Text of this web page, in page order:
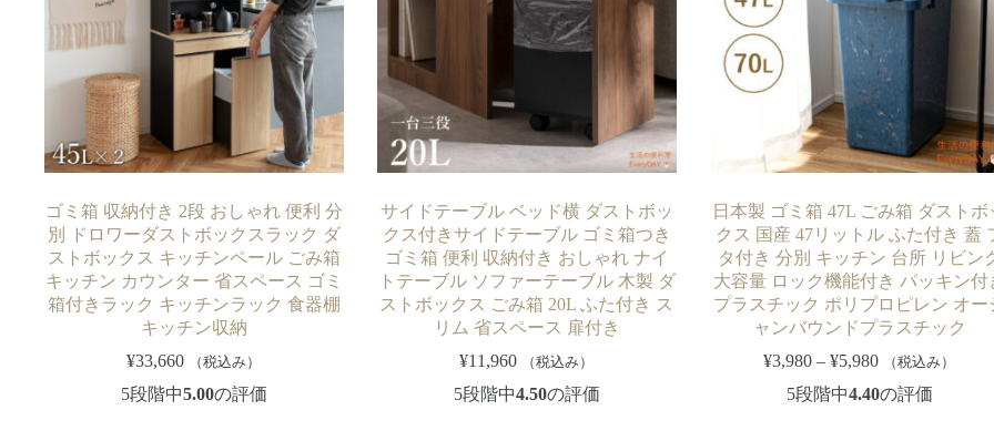
ゴミ箱 収納付き 2段 おしゃれ 便利 分
別 ドロワーダストボックスラック ダ
ストボックス キッチンペール ごみ箱
キッチン カウンター 省スペース ゴミ
箱付きラック キッチンラック 食器棚
キッチン収納
¥33,660 （税込み）
5段階中5.00の評価
サイドテーブル ベッド横 ダストボッ
クス付きサイドテーブル ゴミ箱つき
ゴミ箱 便利 収納付き おしゃれ ナイ
トテーブル ソファーテーブル 木製 ダ
ストボックス ごみ箱 20L ふた付き ス
リム 省スペース 扉付き
¥11,960 （税込み）
5段階中4.50の評価
日本製 ゴミ箱 47L ごみ箱 ダストボ
クス 国産 47リットル ふた付き 蓋
タ付き 分別 キッチン 台所 リビン
大容量 ロック機能付き パッキン付
プラスチック ポリプロピレン オー
ャンバウンドプラスチック
¥3,980 –¥5,980 （税込み）
5段階中4.40の評価